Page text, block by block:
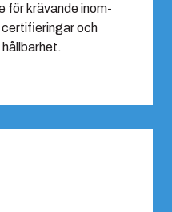
för krävande inom-
certifieringar och